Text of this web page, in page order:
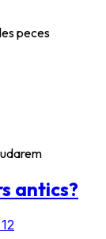
peces
antics?